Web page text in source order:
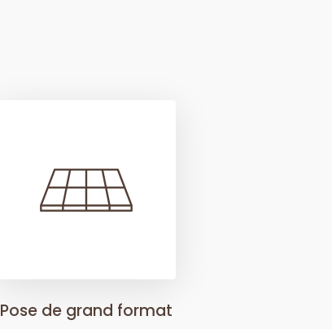
Pose de grand format